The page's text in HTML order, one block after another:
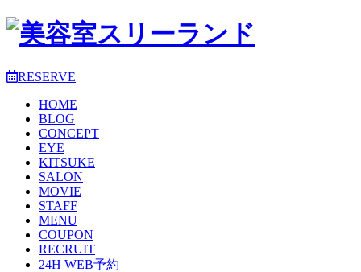
RESERVE
HOME
BLOG
CONCEPT
EYE
KITSUKE
SALON
MOVIE
STAFF
MENU
COUPON
RECRUIT
24H WEB予約